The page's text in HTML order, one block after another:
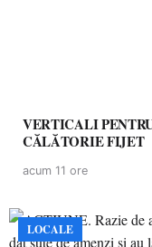
VERTICALI
CĂLĂTORIE FIJET
acum 11 ore
LOCALE